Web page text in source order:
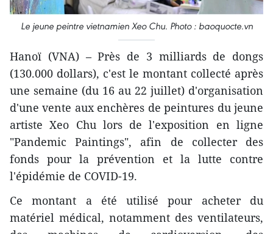
Le jeune peintre vietnamien Xeo Chu. Photo : baoquocte.vn
Hanoï (VNA) – Près de 3 milliards de dongs
(130.000 dollars), c'est le montant collecté après
une semaine (du 16 au 22 juillet) d'organisation
d'une vente aux enchères de peintures du jeune
artiste Xeo Chu lors de l'exposition en ligne
"Pandemic Paintings", afin de collecter des
fonds pour la prévention et la lutte contre
l'épidémie de COVID-19.
Ce montant a été utilisé pour acheter du
matériel médical, notamment des ventilateurs,